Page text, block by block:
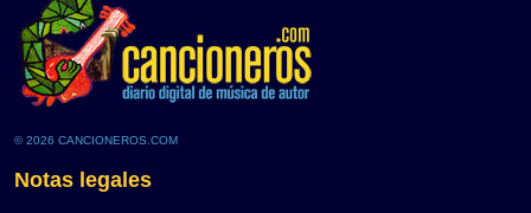
© 2026 CANCIONEROS.COM
Notas legales